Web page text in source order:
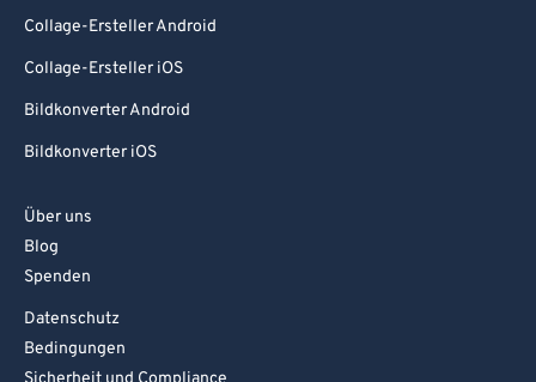
Collage-Ersteller Android
Collage-Ersteller iOS
Bildkonverter Android
Bildkonverter iOS
Über uns
Blog
Spenden
Datenschutz
Bedingungen